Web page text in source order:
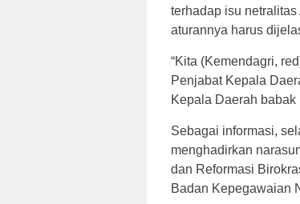
terhadap isu
aturannya harus
“Kita (Kemendagri,
Penjabat Kepala
Kepala Daerah babak
Sebagai informasi,
menghadirkan
dan Reformasi
Badan Kepegawaian